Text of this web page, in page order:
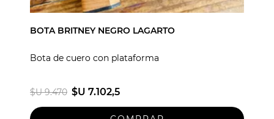
BOTA BRITNEY NEGRO LAGARTO
Bota de cuero con plataforma
$U 9.470 $U 7.102,5